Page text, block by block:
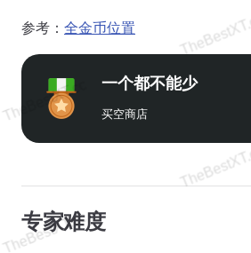
参考： 全金币位置
一个都不能少
买空商店
专家难度